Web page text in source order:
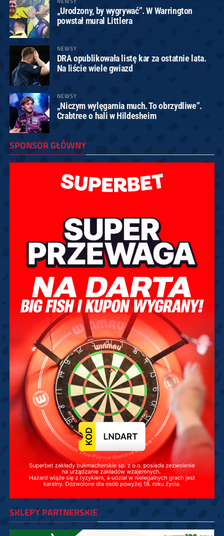
„Urodzony, by wygrywać”. W Warrington
powstał mural Littlera
NEWSY
DRA opublikowała listę kar za ostatnie lata.
Na liście wiele gwiazd
NEWSY
„Niczym wylęgarnia much. To obrzydliwe”.
Crabtree o hali w Hildesheim
SPONSOR GŁÓWNY
SKLEPY PARTNERSKIE